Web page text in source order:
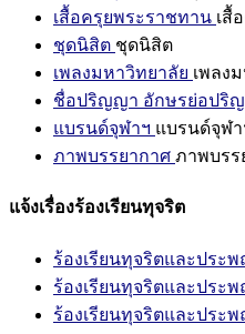
เสื้อครุยพระราชทาน เสื้
ชุดนิสิต ชุดนิสิต
เพลงมหาวิทยาลัย เพลง
ชื่อปริญญา อักษรย่อปริ
แบรนด์จุฬาฯ แบรนด์จุฬา
ภาพบรรยากาศ ภาพบรร
แจ้งเรื่องร้องเรียนทุจริต
ร้องเรียนทุจริตและประ
ร้องเรียนทุจริตและประ
ร้องเรียนทุจริตและประ